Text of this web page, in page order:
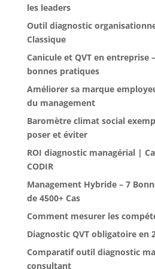
les leaders
Outil diagnostic
Classique
Canicule et QVT en entreprise
bonnes pratiques
Améliorer sa marque
du management
Baromètre climat social
poser et éviter
ROI diagnostic managérial |
CODIR
Management Hybride – 7
de 4500+ Cas
Comment mesurer les
Diagnostic QVT obligatoire en
Comparatif outil diagnostic
consultant